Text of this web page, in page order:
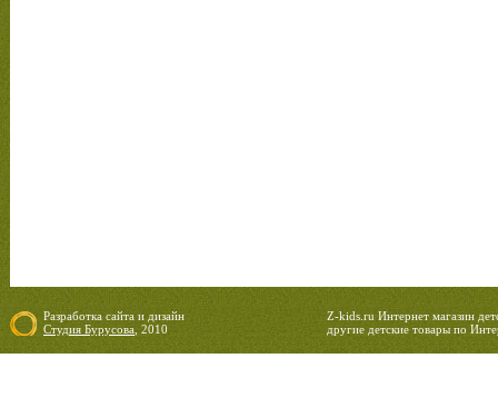
Разработка сайта и дизайн
Студия Бурусова , 2010
Z-kids.ru Интернет магазин
другие детские товары по